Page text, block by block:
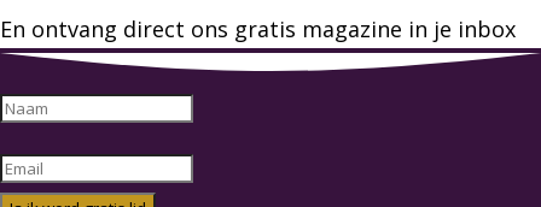
En ontvang direct ons gratis magazine in je inbox